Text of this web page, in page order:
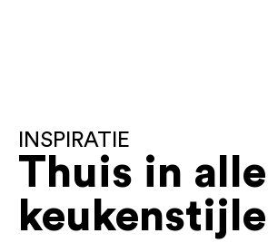
INSPIRATIE
Thuis in alle